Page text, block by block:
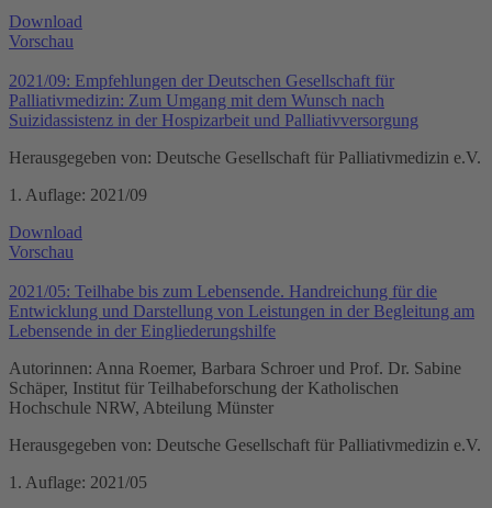
Download
Vorschau
2021/09: Empfehlungen der Deutschen Gesellschaft für
Palliativmedizin: Zum Umgang mit dem Wunsch nach
Suizidassistenz in der Hospizarbeit und Palliativversorgung
Herausgegeben von: Deutsche Gesellschaft für Palliativmedizin e.V.
1. Auflage: 2021/09
Download
Vorschau
2021/05: Teilhabe bis zum Lebensende. Handreichung für die
Entwicklung und Darstellung von Leistungen in der Begleitung am
Lebensende in der Eingliederungshilfe
Autorinnen: Anna Roemer, Barbara Schroer und Prof. Dr. Sabine
Schäper, Institut für Teilhabeforschung der Katholischen
Hochschule NRW, Abteilung Münster
Herausgegeben von: Deutsche Gesellschaft für Palliativmedizin e.V.
1. Auflage: 2021/05